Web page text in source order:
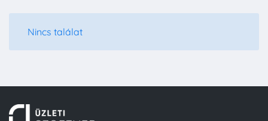
Nincs találat